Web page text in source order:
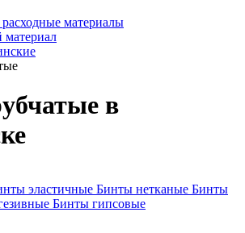
материалы
материал
в
эластичные Бинты нетканые Бинты
Бинты гипсовые